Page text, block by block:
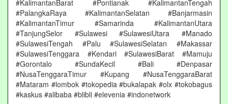
#KalimantanBarat #Pontianak #KalimantanTengah
#PalangkaRaya #KalimantanSelatan #Banjarmasin
#KalimantanTimur #Samarinda #KalimantanUtara
#TanjungSelor #Sulawesi #SulawesiUtara #Manado
#SulawesiTengah #Palu #SulawesiSelatan #Makassar
#SulawesiTenggara #Kendari #SulawesiBarat #Mamuju
#Gorontalo #SundaKecil #Bali #Denpasar
#NusaTenggaraTimur #Kupang #NusaTenggaraBarat
#Mataram #lombok #tokopedia #bukalapak #olx #tokobagus
#kaskus #alibaba #blibli #elevenia #indonetwork